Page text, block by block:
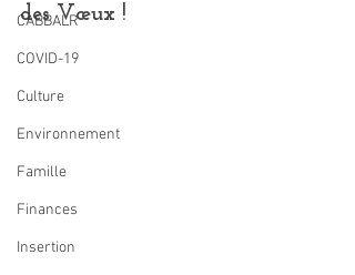
CABBALR
COVID-19
Culture
Environnement
Famille
Finances
Insertion
des Vœux !